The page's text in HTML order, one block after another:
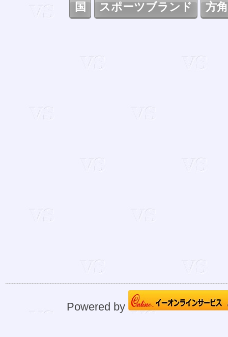
国
スポーツブランド 方角
Powered by